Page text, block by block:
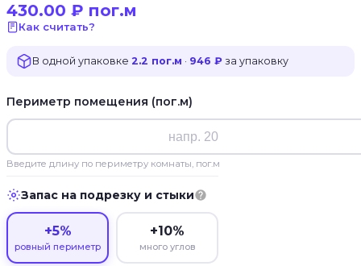
430.00 ₽ пог.м
Как считать?
В одной упаковке 2.2 пог.м · 946 ₽ за упаковку
Периметр помещения (пог.м)
Введите длину по периметру комнаты, пог.м
Запас на подрезку и стыки
+5%
ровный периметр
+10%
много углов